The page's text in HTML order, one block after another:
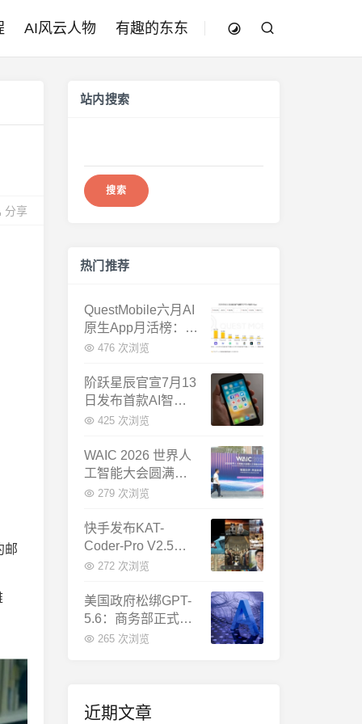
AI风云人物 有趣的东东
分享
邮
站内搜索
热门推荐
QuestMobile六月AI
原生App月活榜：豆
包3.8亿断层第一，
倍
476 次浏览
阶跃星辰官宣7月13
日发布首款AI智能
体终端：大模型公
425 次浏览
WAIC 2026 世界人
工智能大会圆满闭
幕：多项重磅成果
球AI合作新中心
279 次浏览
快手发布KAT-
Coder-Pro V2.5：
首个能端到端跑通
编程模型
272 次浏览
美国政府松绑GPT-
5.6：商务部正式放
行，OpenAI本周全
265 次浏览
近期文章